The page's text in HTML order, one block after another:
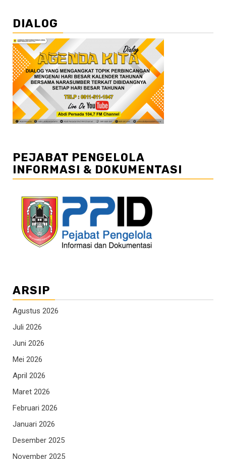
DIALOG
PEJABAT PENGELOLA
INFORMASI & DOKUMENTASI
ARSIP
Agustus 2026
Juli 2026
Juni 2026
Mei 2026
April 2026
Maret 2026
Februari 2026
Januari 2026
Desember 2025
November 2025